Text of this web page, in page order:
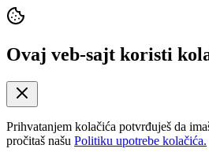
Ovaj veb-sajt koristi
Prihvatanjem kolačića potvrđuješ da
pročitaš našu Politiku upotrebe kolačića.